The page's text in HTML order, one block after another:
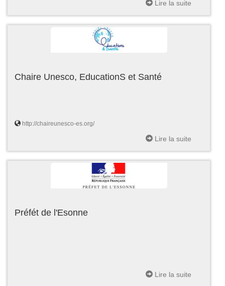
Lire la suite
Chaire Unesco, EducationS et Santé
http://chaireunesco-es.org/
Lire la suite
Préfét de l'Esonne
Lire la suite